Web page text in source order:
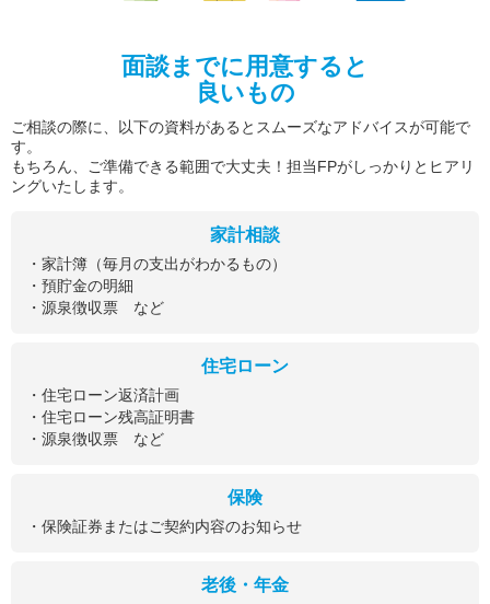
面談までに用意すると
良いもの
ご相談の際に、以下の資料があるとスムーズなアドバイスが可能で
す。
もちろん、ご準備できる範囲で大丈夫！担当FPがしっかりとヒアリ
ングいたします。
家計相談
・家計簿（毎月の支出がわかるもの）
・預貯金の明細
・源泉徴収票 など
住宅ローン
・住宅ローン返済計画
・住宅ローン残高証明書
・源泉徴収票 など
保険
・保険証券またはご契約内容のお知らせ
老後・年金